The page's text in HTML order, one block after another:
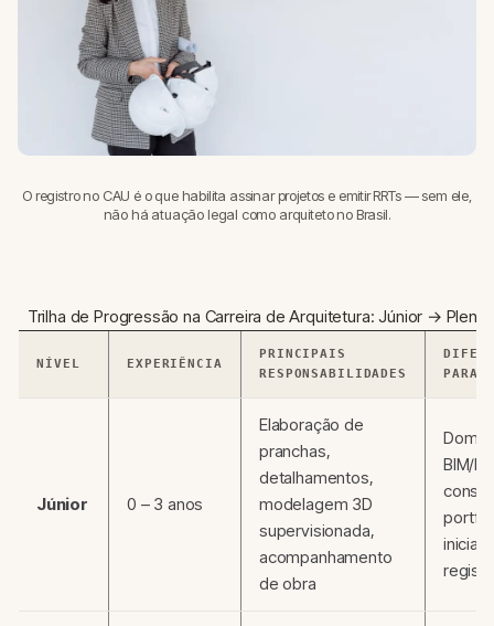
O registro no CAU é o que habilita assinar projetos e emitir RRTs — sem ele,
não há atuação legal como arquiteto no Brasil.
Trilha de Progressão na Carreira de Arquitetura: Júnior →
NÍVEL EXPERIÊNCIA
PRINCIPAIS
RESPONSABILIDADES
PARA
Júnior 0 – 3 anos
Elaboração de
pranchas,
detalhamentos,
modelagem 3D
supervisionada,
acompanhamento
de obra
BIM/
inicial,